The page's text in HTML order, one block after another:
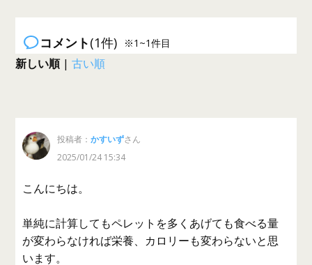
コメント(1件) ※1~1件目
新しい順|古い順
投稿者：かすいずさん
2025/01/24 15:34
こんにちは。
単純に計算してもペレットを多くあげても食べる量
が変わらなければ栄養、カロリーも変わらないと思
います。